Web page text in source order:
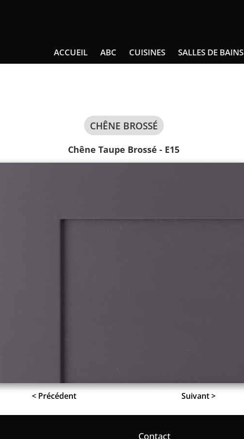
ACCUEIL ABC CUISINES SALLES DE BAINS
CHÊNE BROSSÉ
Chêne Taupe Brossé - E15
< Précédent Suivant >
Contact